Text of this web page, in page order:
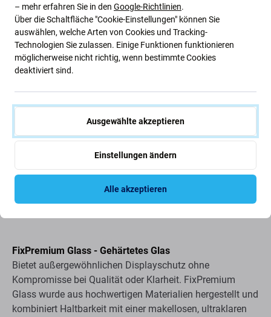
FixPremium
FixPremium FullCover
für Samsung Galaxy A53
5G
5,79 €
AUF LAGER 10+
FixPremium
FixPremium Glass -
Gehärtetes Glas für die
rückwärtige Kameralinse
für Samsung Galaxy A23,
A33 und A53
3,85 €
Beschreibung und Spezifikation
FixPremium Glass - Gehärtetes Glas
Bietet außergewöhnlichen Displayschutz ohne
Kompromisse bei Qualität oder Klarheit. FixPremium
Glass wurde aus hochwertigen Materialien hergestellt und
kombiniert Haltbarkeit mit einer makellosen, ultraklaren
– mehr erfahren Sie in den Google-Richtlinien.
Über die Schaltfläche "Cookie-Einstellungen" können Sie
auswählen, welche Arten von Cookies und Tracking-
Technologien Sie zulassen. Einige Funktionen funktionieren
möglicherweise nicht richtig, wenn bestimmte Cookies
deaktiviert sind.
Ausgewählte akzeptieren
Einstellungen ändern
Alle akzeptieren